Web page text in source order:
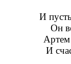
И
Он
Артем
И